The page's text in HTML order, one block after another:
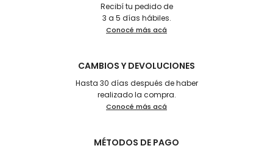
Recibí tu pedido de
3 a 5 días hábiles.
Conocé más acá
CAMBIOS Y DEVOLUCIONES
Hasta 30 días después de haber
realizado la compra.
Conocé más acá
MÉTODOS DE PAGO